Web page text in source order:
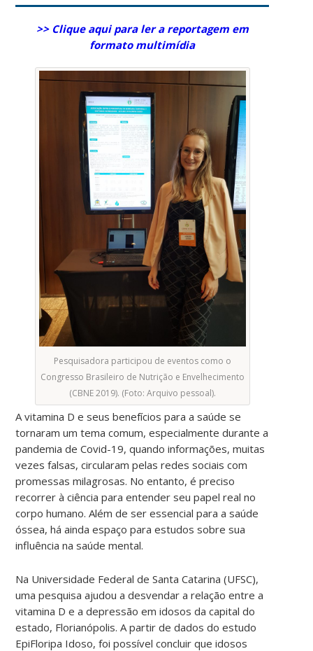
>> Clique aqui para ler a reportagem em
formato multimídia
Pesquisadora participou de eventos como o
Congresso Brasileiro de Nutrição e Envelhecimento
(CBNE 2019). (Foto: Arquivo pessoal).
A vitamina D e seus benefícios para a saúde se
tornaram um tema comum, especialmente durante a
pandemia de Covid-19, quando informações, muitas
vezes falsas, circularam pelas redes sociais com
promessas milagrosas. No entanto, é preciso
recorrer à ciência para entender seu papel real no
corpo humano. Além de ser essencial para a saúde
óssea, há ainda espaço para estudos sobre sua
influência na saúde mental.
Na Universidade Federal de Santa Catarina (UFSC),
uma pesquisa ajudou a desvendar a relação entre a
vitamina D e a depressão em idosos da capital do
estado, Florianópolis. A partir de dados do estudo
EpiFloripa Idoso, foi possível concluir que idosos